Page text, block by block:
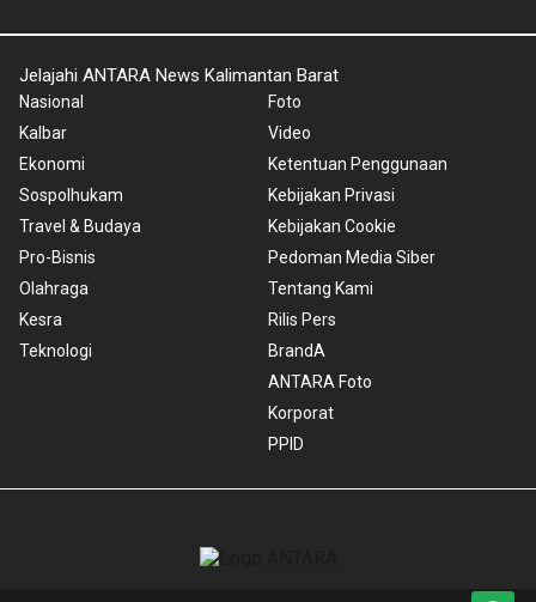
Jelajahi ANTARA News Kalimantan Barat
Nasional
Kalbar
Ekonomi
Sospolhukam
Travel & Budaya
Pro-Bisnis
Olahraga
Kesra
Teknologi
Foto
Video
Ketentuan Penggunaan
Kebijakan Privasi
Kebijakan Cookie
Pedoman Media Siber
Tentang Kami
Rilis Pers
BrandA
ANTARA Foto
Korporat
PPID